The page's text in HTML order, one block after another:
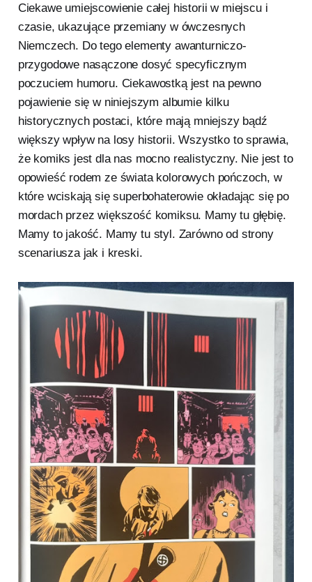
Ciekawe umiejscowienie całej historii w miejscu i
czasie, ukazujące przemiany w ówczesnych
Niemczech. Do tego elementy awanturniczo-
przygodowe nasączone dosyć specyficznym
poczuciem humoru. Ciekawostką jest na pewno
pojawienie się w niniejszym albumie kilku
historycznych postaci, które mają mniejszy bądź
większy wpływ na losy historii. Wszystko to sprawia,
że komiks jest dla nas mocno realistyczny. Nie jest to
opowieść rodem ze świata kolorowych pończoch, w
które wciskają się superbohaterowie okładając się po
mordach przez większość komiksu. Mamy tu głębię.
Mamy to jakość. Mamy tu styl. Zarówno od strony
scenariusza jak i kreski.